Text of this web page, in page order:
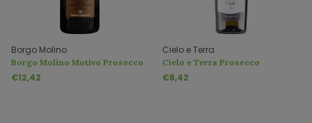
Borgo Molino
Borgo Molino Motivo Prosecco
Spumante Brut DOC
€12,42
Cielo e Terra
Cielo e Terra Prosecco
Frizzante DOC
€8,42